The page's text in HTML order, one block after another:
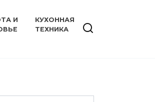
И
КУХОННАЯ
ТЕХНИКА